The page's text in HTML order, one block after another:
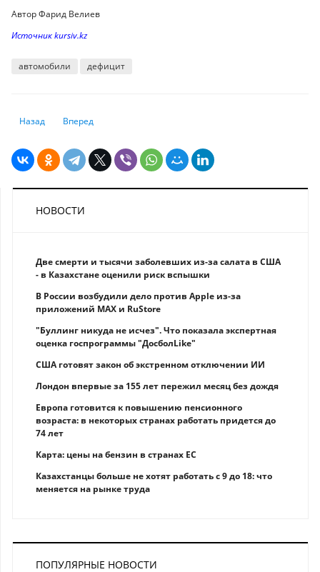
Автор Фарид Велиев
Источник kursiv.kz
автомобили дефицит
Предыдущий: Каким образом изменение экономической модели и
Назад Следующий: В чем сходство и различие ипотечных
Вперед
НОВОСТИ
Две смерти и тысячи заболевших из-за салата в США
- в Казахстане оценили риск вспышки
В России возбудили дело против Apple из-за
приложений MAX и RuStore
"Буллинг никуда не исчез". Что показала экспертная
оценка госпрограммы "ДосболLike"
США готовят закон об экстренном отключении ИИ
Лондон впервые за 155 лет пережил месяц без дождя
Европа готовится к повышению пенсионного
возраста: в некоторых странах работать придется до
74 лет
Карта: цены на бензин в странах ЕС
Казахстанцы больше не хотят работать с 9 до 18: что
меняется на рынке труда
ПОПУЛЯРНЫЕ НОВОСТИ